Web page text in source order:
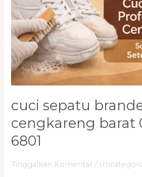
cuci sepatu
cengkareng barat
6801
Tinggalkan Komentar /
Barat
0821-
5666-
6801